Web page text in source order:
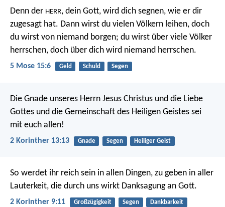
Denn der HERR, dein Gott, wird dich segnen, wie er dir
zugesagt hat. Dann wirst du vielen Völkern leihen, doch
du wirst von niemand borgen; du wirst über viele Völker
herrschen, doch über dich wird niemand herrschen.
5 Mose 15:6 Geld Schuld Segen
Die Gnade unseres Herrn Jesus Christus und die Liebe
Gottes und die Gemeinschaft des Heiligen Geistes sei
mit euch allen!
2 Korinther 13:13 Gnade Segen Heiliger Geist
So werdet ihr reich sein in allen Dingen, zu geben in aller
Lauterkeit, die durch uns wirkt Danksagung an Gott.
2 Korinther 9:11 Großzügigkeit Segen Dankbarkeit